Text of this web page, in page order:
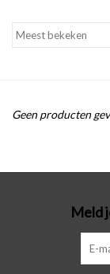
Nachtmode
Badmode
Lingerie-
Cadeaubonnen
Geen producten
Meld